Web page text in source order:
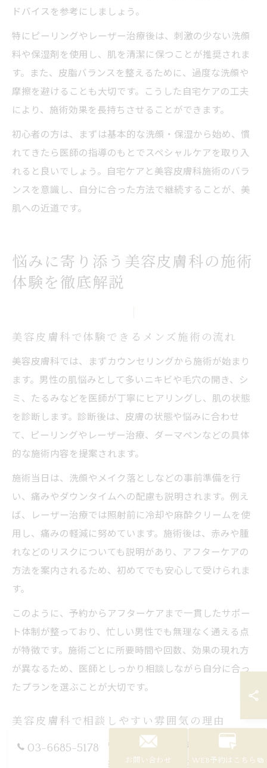
ドバイスを参考にしましょう。
特にピーリングやレーザー治療後は、刺激の少ない洗顔
料や保湿剤を使用し、肌を清潔に保つことが推奨されま
す。また、皮脂バランスを整えるために、過度な洗顔や
摩擦を避けることも大切です。こうした自宅ケアの工夫
により、施術効果を長持ちさせることができます。
初心者の方は、まずは基本的な洗顔・保湿から始め、慣
れてきたら医師の指導のもとでスペシャルケアを取り入
れると良いでしょう。自宅ケアと美容皮膚科施術のバラ
ンスを意識し、自分に合った方法で継続することが、美
肌への近道です。
悩みに寄り添う美容皮膚科の施術
体験を徹底解説
美容皮膚科で体験できるメンズ施術の流れ
美容皮膚科では、まずカウンセリングから施術が始まり
ます。男性の肌悩みとして多いニキビや毛穴の開き、シ
ミ、たるみなどを医師が丁寧にヒアリングし、肌の状態
を診断します。診断後は、皮膚の状態や悩みに合わせ
て、ピーリングやレーザー治療、ダーマペンなどの具体
的な施術内容を提案されます。
施術当日は、洗顔やメイク落としなどの事前準備を行
い、痛みやダウンタイムへの配慮も説明されます。例え
ば、レーザー治療では照射前に冷却や麻酔クリームを使
用し、痛みの軽減に努めています。施術後は、赤みや腫
れなどのリスクについても説明があり、アフターケアの
方法を案内されるため、初めてでも安心して受けられま
す。
このように、予約からアフターケアまで一貫したサポー
ト体制が整っており、忙しい男性でも無理なく通える点
が特徴です。施術ごとに所要時間や回数、効果の現れ方
が異なるため、医師としっかり相談しながら自分に合っ
たプランを選ぶことが大切です。
美容皮膚科で相談しやすい雰囲気の理由
美容皮膚科は、男性が相談しやすい雰囲気づくりに力を
入れています。その理由は、肌トラブルに悩む男性が
03-6685-5178
お問い合わせ WEB予約はこちら